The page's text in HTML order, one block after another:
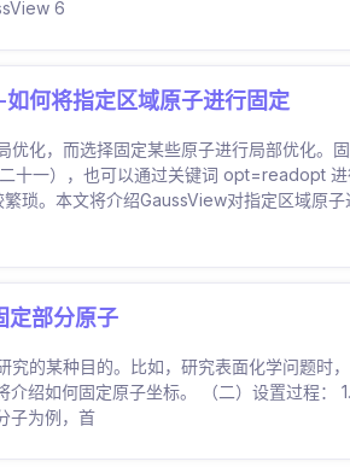
6
何将指定区域原子进行固定
化，而选择固定某些原子进行局部优化。
十一），也可以通过关键词 opt=readopt 进
琐。本文将介绍GaussView对指定区域原子
定部分原子
究的某种目的。比如，研究表面化学问题时
绍如何固定原子坐标。 （二）设置过程：
子为例，首